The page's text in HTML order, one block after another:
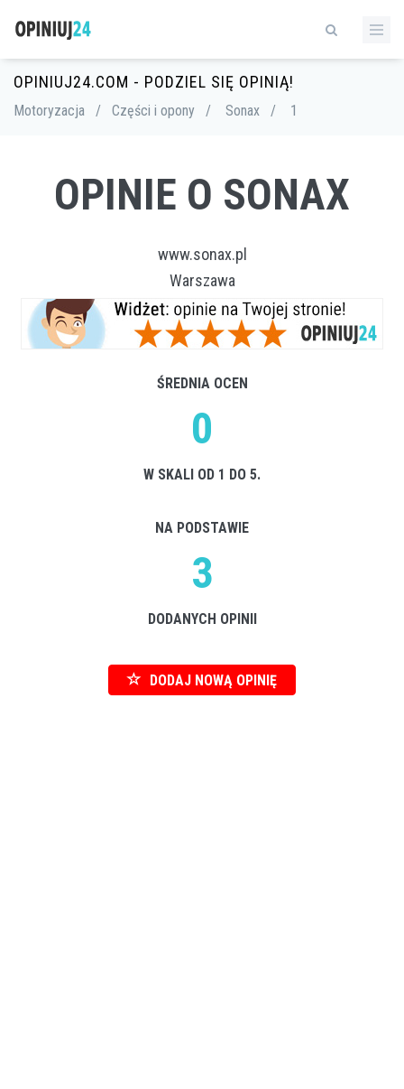
OPINIUJ24.COM - PODZIEL SIĘ OPINIĄ!
Motoryzacja / Części i opony / Sonax / 1
OPINIE O SONAX
www.sonax.pl
Warszawa
ŚREDNIA OCEN
0
W SKALI OD 1 DO 5.
NA PODSTAWIE
3
DODANYCH OPINII
DODAJ NOWĄ OPINIĘ